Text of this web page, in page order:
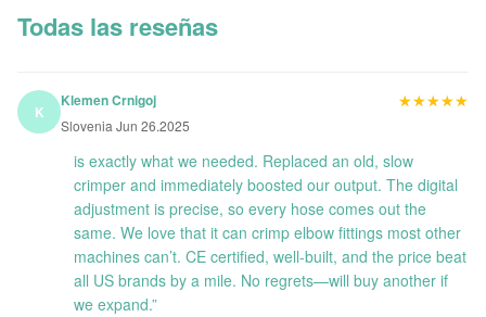
Todas las reseñas
K
Klemen Crnigoj
Slovenia Jun 26.2025
★★★★★
★★★★★
is exactly what we needed. Replaced an old, slow
crimper and immediately boosted our output. The digital
adjustment is precise, so every hose comes out the
same. We love that it can crimp elbow fittings most other
machines can’t. CE certified, well-built, and the price beat
all US brands by a mile. No regrets—will buy another if
we expand.”